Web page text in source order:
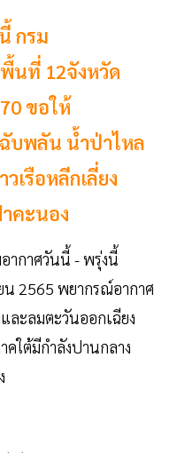
กรม
นที่ 12จังหวัด
ขอให้
บพลัน น้ำป่าไหล
เรือหลีกเลี่ยง
คะนอง
ากาศวันนี้ - พรุ่งนี้
2565 พยากรณ์อากาศ
ละลมตะวันออกเฉียง
ใต้มีกำลังปานกลาง